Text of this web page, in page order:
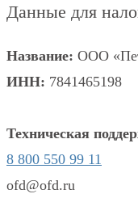
Данные для
Название: ООО
ИНН: 7841465198
Техническая
8 800 550 99 11
ofd@ofd.ru